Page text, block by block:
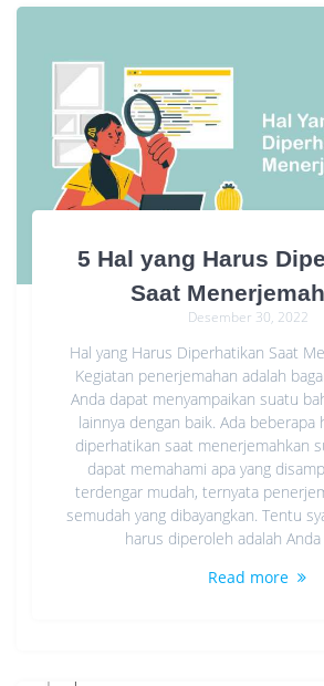
5 Hal yang Harus
Saat
Desember 30, 2022
Hal yang Harus Diperhatikan Saat
Kegiatan penerjemahan adalah
Anda dapat menyampaikan suatu
lainnya dengan baik. Ada beberapa
diperhatikan saat menerjemahkan
dapat memahami apa yang
terdengar mudah, ternyata
semudah yang dibayangkan. Tentu
harus diperoleh adalah
Read more